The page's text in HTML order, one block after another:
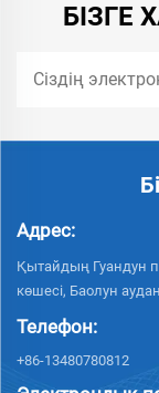
БІЗГЕ
Адрес:
Қытайдың Гуандун
көшесі, Баолун
Телефон:
+86-13480780812